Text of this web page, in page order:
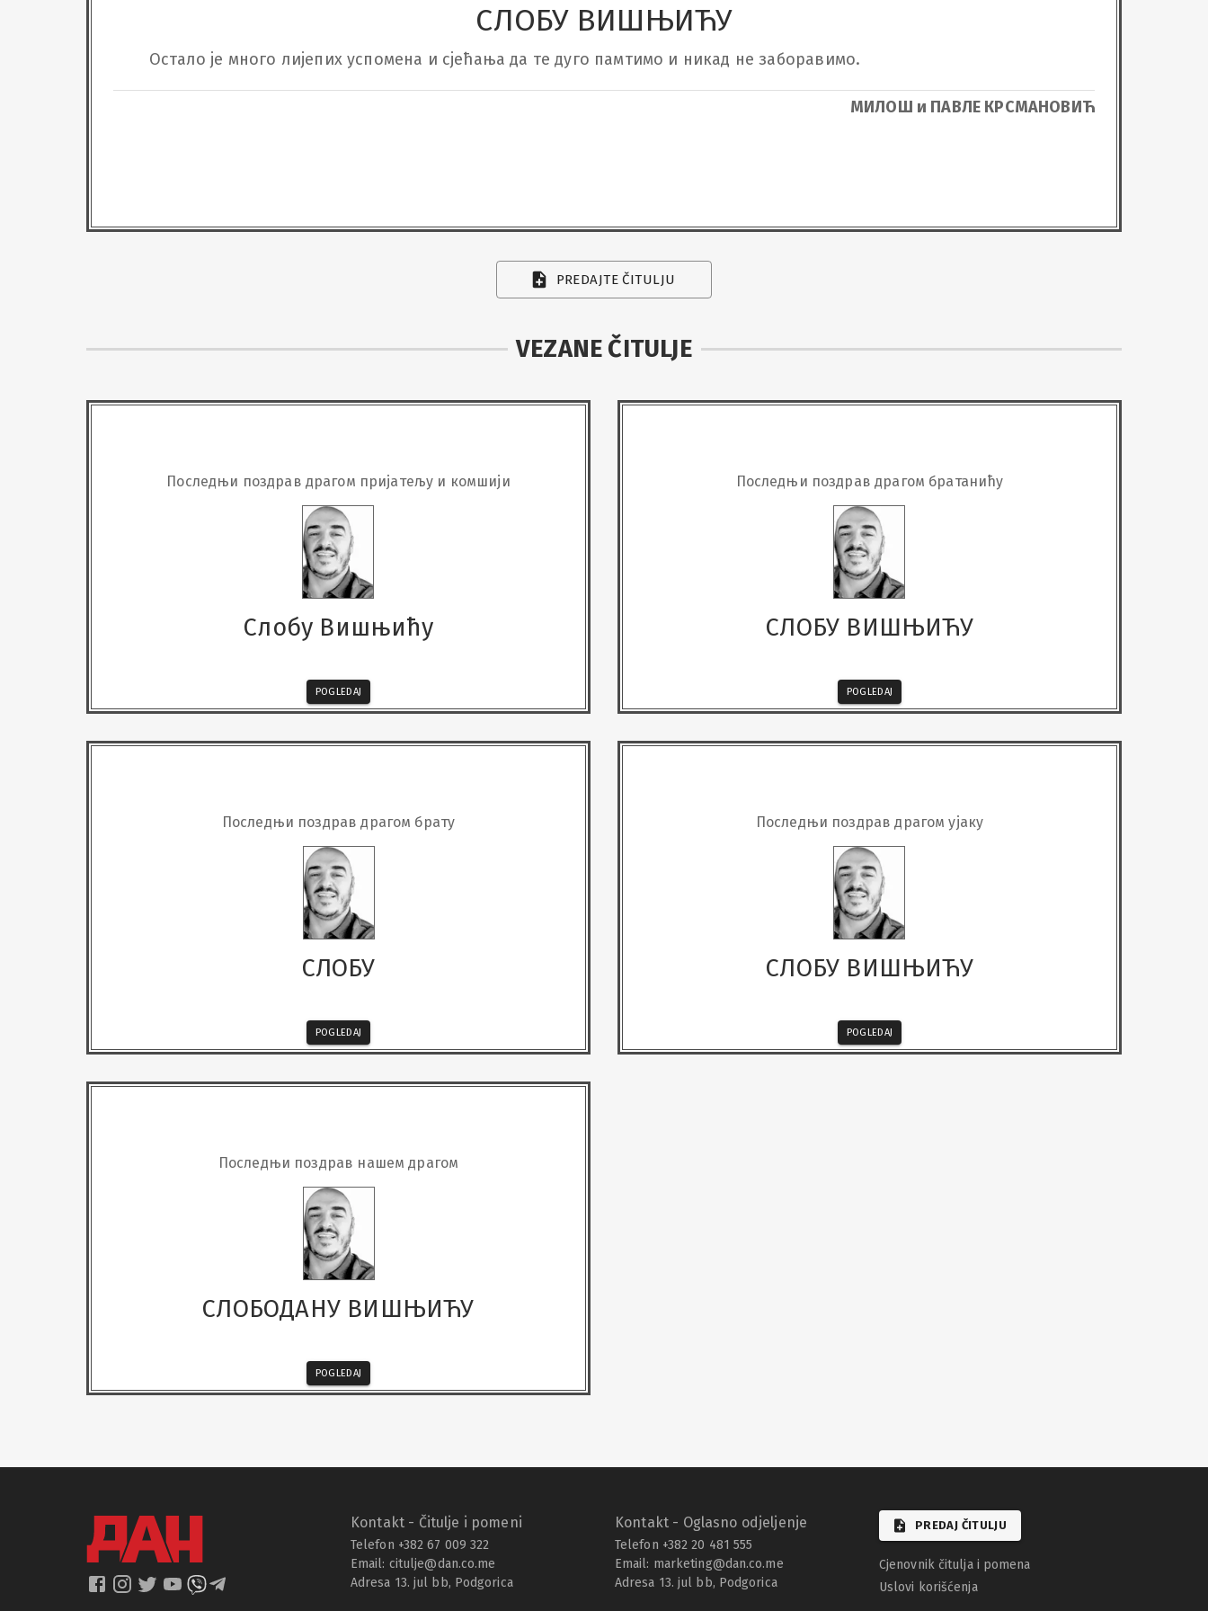
СЛОБУ ВИШЊИЋУ
Остало је много лијепих успомена и сјећања да те дуго памтимо и никад не заборавимо.
МИЛОШ и ПАВЛЕ КРСМАНОВИЋ
PREDAJTE ČITULJU
VEZANE ČITULJE
Последњи поздрав драгом пријатељу и комшији
Слобу Вишњићу
POGLEDAJ
Последњи поздрав драгом братанићу
СЛОБУ ВИШЊИЋУ
POGLEDAJ
Последњи поздрав драгом брату
СЛОБУ
POGLEDAJ
Последњи поздрав драгом ујаку
СЛОБУ ВИШЊИЋУ
POGLEDAJ
Последњи поздрав нашем драгом
СЛОБОДАНУ ВИШЊИЋУ
POGLEDAJ
Kontakt - Čitulje i pomeni
Telefon +382 67 009 322
Email: citulje@dan.co.me
Adresa 13. jul bb, Podgorica
Kontakt - Oglasno odjeljenje
Telefon +382 20 481 555
Email: marketing@dan.co.me
Adresa 13. jul bb, Podgorica
PREDAJ ČITULJU
Cjenovnik čitulja i pomena
Uslovi korišćenja